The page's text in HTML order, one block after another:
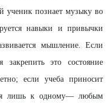
ученик познает музыку во
навыки и привычки
мышление. Если
закрепить это состояние
если учеба приносит
лишь к одному— любым